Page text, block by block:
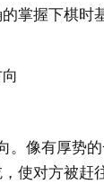
掌握下棋时
。像有厚势
使对方被赶